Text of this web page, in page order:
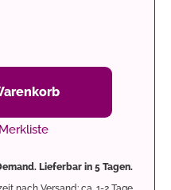
Lieferbar in 5 Tagen.